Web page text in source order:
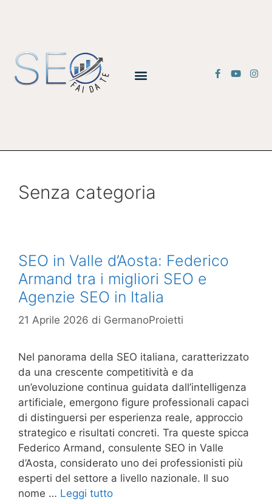
Senza categoria
SEO in Valle d’Aosta: Federico
Armand tra i migliori SEO e
Agenzie SEO in Italia
21 Aprile 2026 di GermanoProietti
Nel panorama della SEO italiana, caratterizzato
da una crescente competitività e da
un’evoluzione continua guidata dall’intelligenza
artificiale, emergono figure professionali capaci
di distinguersi per esperienza reale, approccio
strategico e risultati concreti. Tra queste spicca
Federico Armand, consulente SEO in Valle
d’Aosta, considerato uno dei professionisti più
esperti del settore a livello nazionale. Il suo
nome … Leggi tutto